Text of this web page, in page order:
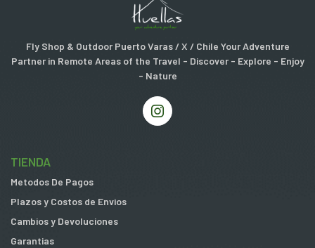
Fly Shop & Outdoor Puerto Varas / X / Chile Your Adventure
Partner in Remote Areas of the Travel - Discover - Explore - Enjoy
- Nature
TIENDA
Metodos De Pagos
Plazos y Costos de Envios
Cambios y Devoluciones
Garantias